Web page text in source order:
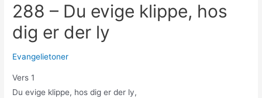
288 – Du evige klippe, hos
dig er der ly
Evangelietoner
Vers 1
Du evige klippe, hos dig er der ly,